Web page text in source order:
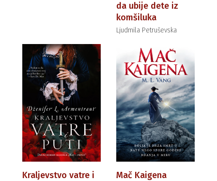
da ubije dete iz
komšiluka
Ljudmila Petruševska
Kraljevstvo vatre i
Mač Kaigena